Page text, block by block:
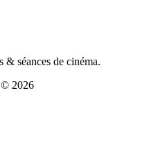
séances de cinéma.
© 2026